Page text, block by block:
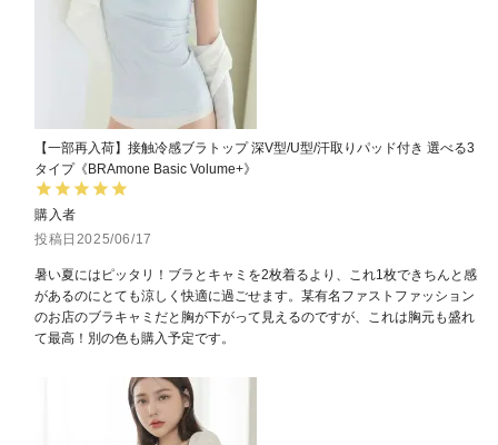
【一部再入荷】接触冷感ブラトップ 深V型/U型/汗取りパッド付き 選べる3
タイプ《BRAmone Basic Volume+》
購入者
投稿日 2025/06/17
暑い夏にはピッタリ！ブラとキャミを2枚着るより、これ1枚できちんと感
があるのにとても涼しく快適に過ごせます。某有名ファストファッション
のお店のブラキャミだと胸が下がって見えるのですが、これは胸元も盛れ
て最高！別の色も購入予定です。